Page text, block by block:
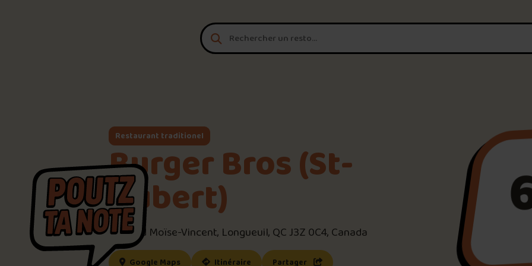
T'es un vrai
Connecte-toipour POUTZ ta
Trouve une POUTZ sur la
Palmarès des meilleures
Restaurant traditionel
Burger Bros (St-
Hubert)
3104 Bd Moïse-Vincent, Longueuil, QC J3Z 0C4, Canada
Google Maps (ce lien s’ouvrira dans une nouvelle fenêtre)
Itinéraire (ce lien s’ouvrira dans une nouvelle fenêtre)
Partager